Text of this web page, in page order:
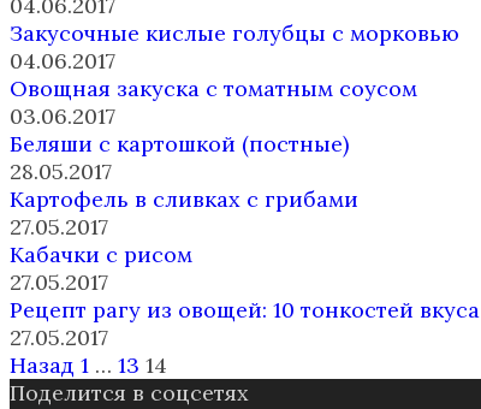
04.06.2017
Закусочные кислые голубцы с морковью
04.06.2017
Овощная закуска с томатным соусом
03.06.2017
Беляши с картошкой (постные)
28.05.2017
Картофель в сливках с грибами
27.05.2017
Кабачки с рисом
27.05.2017
Рецепт рагу из овощей: 10 тонкостей вкуса
27.05.2017
Пагинация
записей
Назад 1 … 13 14
Поделится в соцсетях